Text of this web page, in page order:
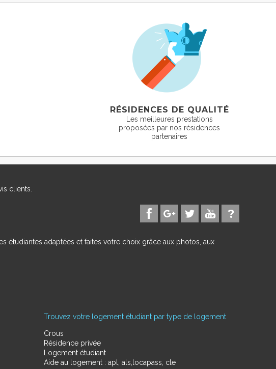
RÉSIDENCES DE QUALITÉ
Les meilleures prestations
proposées par nos résidences
partenaires
clients.
étudiantes adaptées et faites votre choix grâce aux photos, aux
Trouvez votre logement étudiant par type de logement
Crous
Résidence privée
Logement étudiant
Aide au logement : apl, als,locapass, cle